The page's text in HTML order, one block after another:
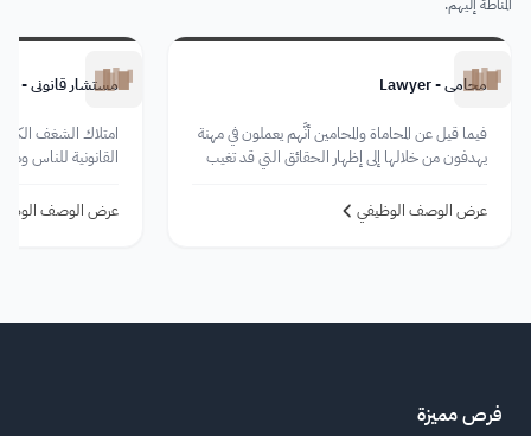
المناطة إليهم.
محامي - Lawyer
فيما قيل عن المحاماة والمحامين أنَّهم يعملون في مهنة
يهدفون من خلالها إلى إظهار الحقائق التي قد تغيب
القاضي تصنعه الأيام!
عرض الوصف الوظيفي
مستشار قانوني - Legal Consultant
امتلاك الشغف
القانونية للناس
المستشار الناجح
عرض الوصف
فرص مميزة